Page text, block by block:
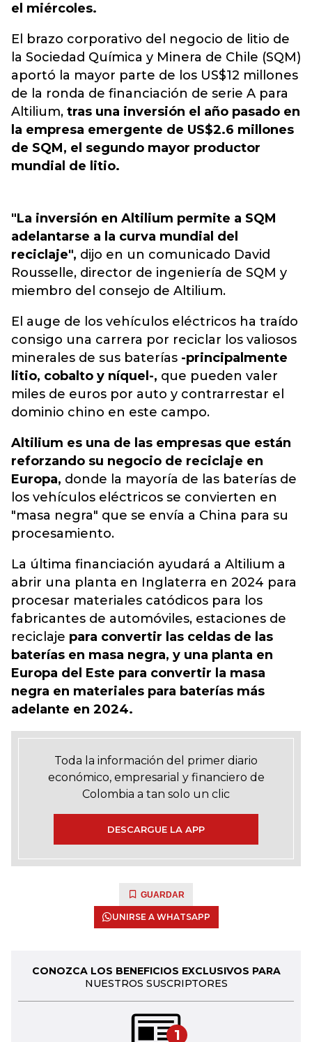
el miércoles.
El brazo corporativo del negocio de litio de
la Sociedad Química y Minera de Chile (SQM)
aportó la mayor parte de los US$12 millones
de la ronda de financiación de serie A para
Altilium, tras una inversión el año pasado en
la empresa emergente de US$2.6 millones
de SQM, el segundo mayor productor
mundial de litio.
"La inversión en Altilium permite a SQM
adelantarse a la curva mundial del
reciclaje", dijo en un comunicado David
Rousselle, director de ingeniería de SQM y
miembro del consejo de Altilium.
El auge de los vehículos eléctricos ha traído
consigo una carrera por reciclar los valiosos
minerales de sus baterías -principalmente
litio, cobalto y níquel-, que pueden valer
miles de euros por auto y contrarrestar el
dominio chino en este campo.
Altilium es una de las empresas que están
reforzando su negocio de reciclaje en
Europa, donde la mayoría de las baterías de
los vehículos eléctricos se convierten en
"masa negra" que se envía a China para su
procesamiento.
La última financiación ayudará a Altilium a
abrir una planta en Inglaterra en 2024 para
procesar materiales catódicos para los
fabricantes de automóviles, estaciones de
reciclaje para convertir las celdas de las
baterías en masa negra, y una planta en
Europa del Este para convertir la masa
negra en materiales para baterías más
adelante en 2024.
Toda la información del primer diario
económico, empresarial y financiero de
Colombia a tan solo un clic
DESCARGUE LA APP
GUARDAR
UNIRSE A WHATSAPP
CONOZCA LOS BENEFICIOS EXCLUSIVOS PARA
NUESTROS SUSCRIPTORES
1